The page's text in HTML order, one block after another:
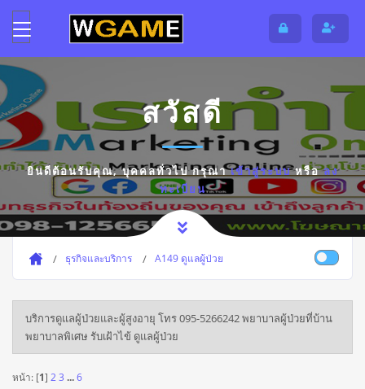
สวัสดี
ยินดีต้อนรับคุณ,บุคคลทั่วไปกรุณาเข้าสู่ระบบหรือลง
ทะเบียน
ธุรกิจและบริการ A149 ดูแลผู้ป่วย
บริการดูแลผู้ป่วยและผู้สูงอายุ โทร 095-5266242 พยาบาลผู้ป่วยที่บ้าน
พยาบาลพิเศษ รับเฝ้าไข้ ดูแลผู้ป่วย
หน้า: [1] 2 3 ...6